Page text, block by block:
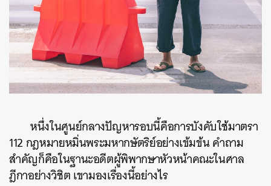
หนึ่งในศูนย์กลางปัญหารอบนี้คือการบังคับใช้มาตรา
112 กฎหมายหมิ่นพระมหากษัตริย์อย่างเข้มข้น คำถาม
สำคัญก็คือในฐานะอดีตผู้พิพากษาหัวหน้าคณะในศาล
ฎีกาอย่างวิชิต เขามองเรื่องนี้อย่างไร